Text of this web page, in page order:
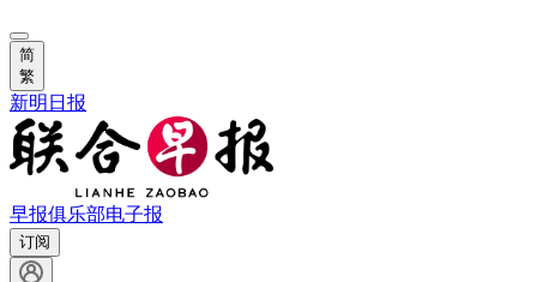
简
繁
新明日报
早报俱乐部电子报
订阅